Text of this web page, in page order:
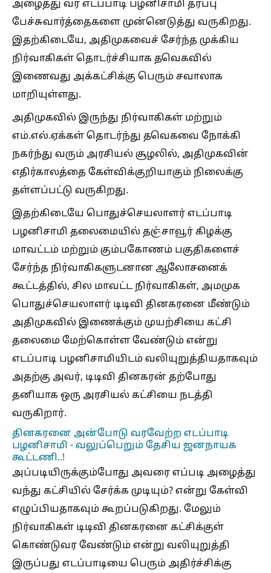
அழைத்து வர எடப்பாடி பழனிசாமி தரப்பு
பேச்சுவார்த்தைகளை முன்னெடுத்து வருகிறது.
இதற்கிடையே, அதிமுகவைச் சேர்ந்த முக்கிய
நிர்வாகிகள் தொடர்ச்சியாக தவெகவில்
இணைவது அக்கட்சிக்கு பெரும் சவாலாக
மாறியுள்ளது.
அதிமுகவில் இருந்து நிர்வாகிகள் மற்றும்
எம்.எல்.ஏக்கள் தொடர்ந்து தவெகவை நோக்கி
நகர்ந்து வரும் அரசியல் சூழலில், அதிமுகவின்
எதிர்காலத்தை கேள்விக்குறியாகும் நிலைக்கு
தள்ளப்பட்டு வருகிறது.
இதற்கிடையே பொதுச்செயலாளர் எடப்பாடி
பழனிசாமி தலைமையில் தஞ்சாவூர் கிழக்கு
மாவட்டம் மற்றும் கும்பகோணம் பகுதிகளைச்
சேர்ந்த நிர்வாகிகளுடனான ஆலோசனைக்
கூட்டத்தில், சில மாவட்ட நிர்வாகிகள், அமமுக
பொதுச்செயலாளர் டிடிவி தினகரனை மீண்டும்
அதிமுகவில் இணைக்கும் முயற்சியை கட்சி
தலைமை மேற்கொள்ள வேண்டும் என்று
எடப்பாடி பழனிசாமியிடம் வலியுறுத்தியதாகவும்
அதற்கு அவர், டிடிவி தினகரன் தற்போது
தனியாக ஒரு அரசியல் கட்சியை நடத்தி
வருகிறார்.
தினகரனை அன்போடு வரவேற்ற எடப்பாடி
பழனிசாமி - வலுப்பெறும் தேசிய ஜனநாயக
கூட்டணி..!
அப்படியிருக்கும்போது அவரை எப்படி அழைத்து
வந்து கட்சியில் சேர்க்க முடியும்? என்று கேள்வி
எழுப்பியதாகவும் கூறப்படுகிறது. மேலும்
நிர்வாகிகள் டிடிவி தினகரனை கட்சிக்குள்
கொண்டுவர வேண்டும் என்று வலியுறுத்தி
இருப்பது எடப்பாடியை பெரும் அதிர்ச்சிக்கு